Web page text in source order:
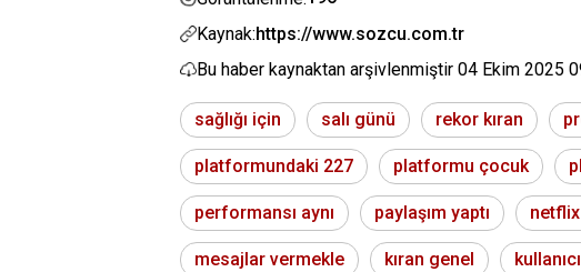
Kaynak:https://www.sozcu.com.tr
Bu haber kaynaktan arşivlenmiştir 04 Ekim 2025
sağlığı için salı günü rekor kıran
platformundaki 227 platformu çocuk
performansı aynı paylaşım yaptı
mesajlar vermekle kıran genel